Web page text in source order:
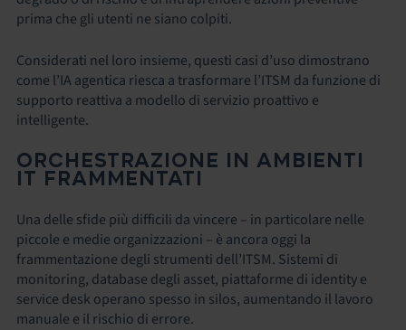
prima che gli utenti ne siano colpiti.
Considerati nel loro insieme, questi casi d’uso dimostrano
come l’IA agentica riesca a trasformare l’ITSM da funzione di
supporto reattiva a modello di servizio proattivo e
intelligente.
ORCHESTRAZIONE IN AMBIENTI
IT FRAMMENTATI
Una delle sfide più difficili da vincere – in particolare nelle
piccole e medie organizzazioni – è ancora oggi la
frammentazione degli strumenti dell’ITSM. Sistemi di
monitoring, database degli asset, piattaforme di identity e
service desk operano spesso in silos, aumentando il lavoro
manuale e il rischio di errore.